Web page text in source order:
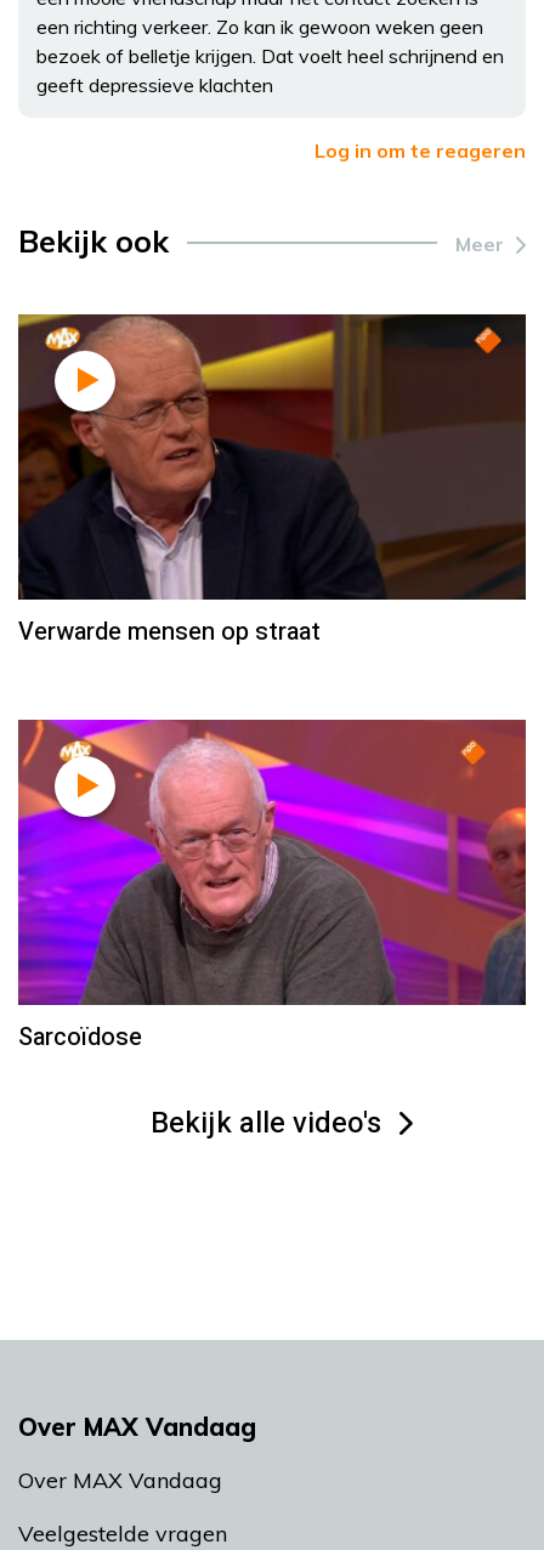
een richting verkeer. Zo kan ik gewoon weken geen
bezoek of belletje krijgen. Dat voelt heel schrijnend en
geeft depressieve klachten
Log in om te reageren
Bekijk ook Meer
Verwarde mensen op straat
Sarcoïdose
Bekijk alle video's
Over MAX Vandaag
Over MAX Vandaag
Veelgestelde vragen